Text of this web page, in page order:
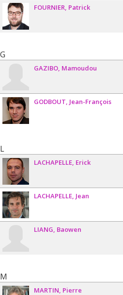
FOURNIER Patrick
G
GAZIBO Mamoudou
GODBOUT Jean-François
L
LACHAPELLE Erick
LACHAPELLE Jean
LIANG Baowen
M
MARTIN Pierre